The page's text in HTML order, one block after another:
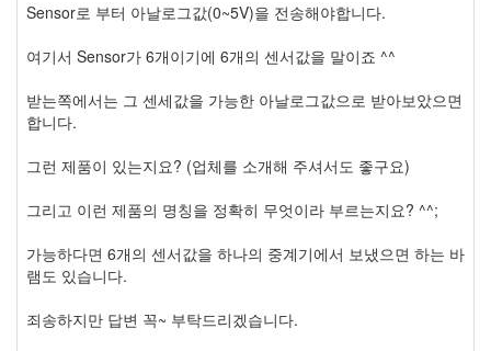
Sensor로 부터 아날로그값(0~5V)을 전송해야합니다.
여기서 Sensor가 6개이기에 6개의 센서값을 말이죠 ^^
받는쪽에서는 그 센세값을 가능한 아날로그값으로 받아보았으면
합니다.
그런 제품이 있는지요? (업체를 소개해 주셔서도 좋구요)
그리고 이런 제품의 명칭을 정확히 무엇이라 부르는지요? ^^;
가능하다면 6개의 센서값을 하나의 중계기에서 보냈으면 하는 바
램도 있습니다.
죄송하지만 답변 꼭~ 부탁드리겠습니다.